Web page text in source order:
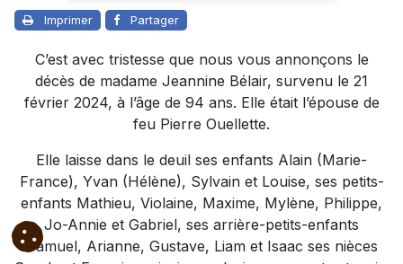
Imprimer Partager
C’est avec tristesse que nous vous annonçons le
décès de madame Jeannine Bélair, survenu le 21
février 2024, à l’âge de 94 ans. Elle était l’épouse de
feu Pierre Ouellette.
Elle laisse dans le deuil ses enfants Alain (Marie-
France), Yvan (Hélène), Sylvain et Louise, ses petits-
enfants Mathieu, Violaine, Maxime, Mylène, Philippe,
Jo-Annie et Gabriel, ses arrière-petits-enfants
Samuel, Arianne, Gustave, Liam et Isaac ses nièces